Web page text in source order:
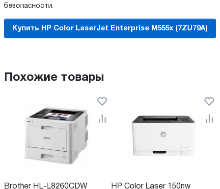
безопасности.
Купить HP Color LaserJet Enterprise M555x (7ZU79A)
Похожие товары
Brother HL-L8260CDW HP Color Laser 150nw